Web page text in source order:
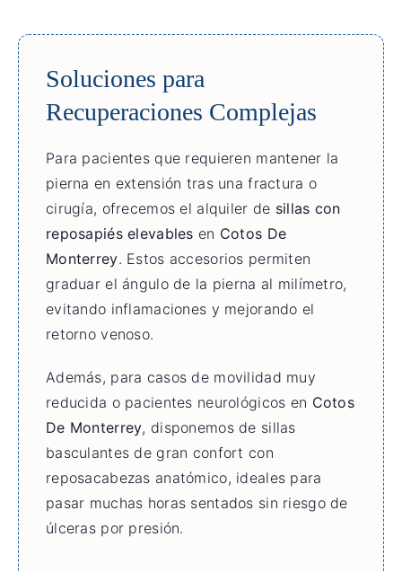
Soluciones para
Recuperaciones Complejas
Para pacientes que requieren mantener la
pierna en extensión tras una fractura o
cirugía, ofrecemos el alquiler de sillas con
reposapiés elevables en Cotos De
Monterrey. Estos accesorios permiten
graduar el ángulo de la pierna al milímetro,
evitando inflamaciones y mejorando el
retorno venoso.
Además, para casos de movilidad muy
reducida o pacientes neurológicos en Cotos
De Monterrey, disponemos de sillas
basculantes de gran confort con
reposacabezas anatómico, ideales para
pasar muchas horas sentados sin riesgo de
úlceras por presión.